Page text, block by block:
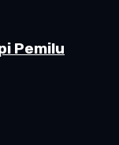
Pemilu